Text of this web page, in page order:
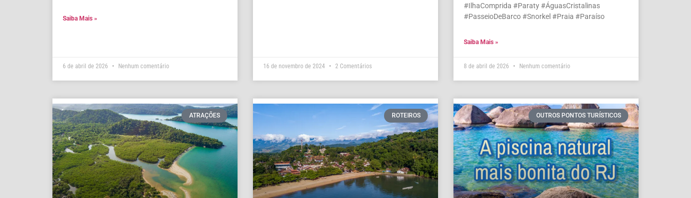
Saiba Mais »
6 de abril de 2026 Nenhum comentário 16 de novembro de 2024 2 Comentários
#IlhaComprida #Paraty #ÁguasCristalinas
#PasseioDeBarco #Snorkel #Praia #Paraíso
Saiba Mais »
8 de abril de 2026 Nenhum comentário
ATRAÇÕES ROTEIROS OUTROS PONTOS TURÍSTICOS